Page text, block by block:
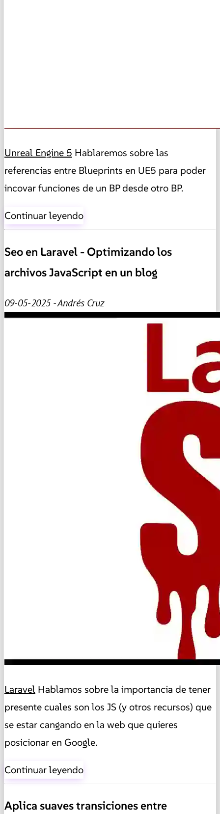
Unreal Engine 5 Hablaremos sobre las
referencias entre Blueprints en UE5 para poder
incovar funciones de un BP desde otro BP.
Continuar leyendo
Seo en Laravel - Optimizando los
archivos JavaScript en un blog
09-05-2025 - Andrés Cruz
Laravel Hablamos sobre la importancia de tener
presente cuales son los JS (y otros recursos) que
se estar cangando en la web que quieres
posicionar en Google.
Continuar leyendo
Aplica suaves transiciones entre